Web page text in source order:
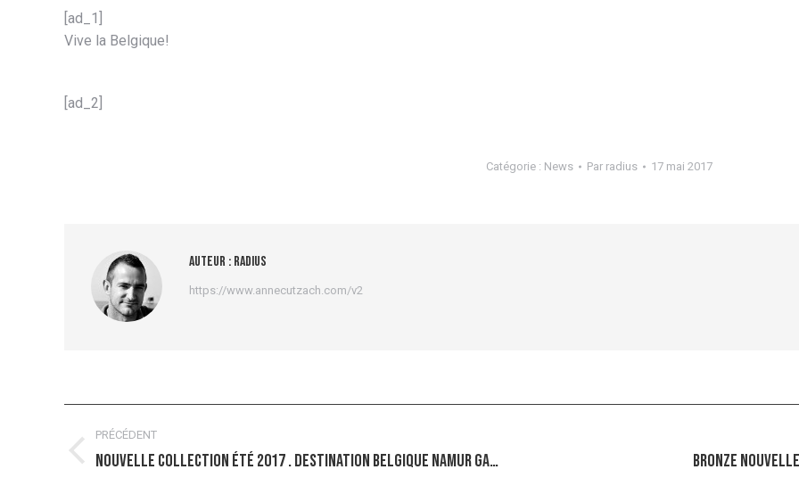
[ad_1]
Vive la Belgique!
[ad_2]
Catégorie : News Par radius 17 mai 2017
Auteur : radius
https://www.annecutzach.com/v2
Navigation
article
PRÉCÉDENT
Article
Nouvelle collection été 2017 . Destination Belgique namur ga… Bronze